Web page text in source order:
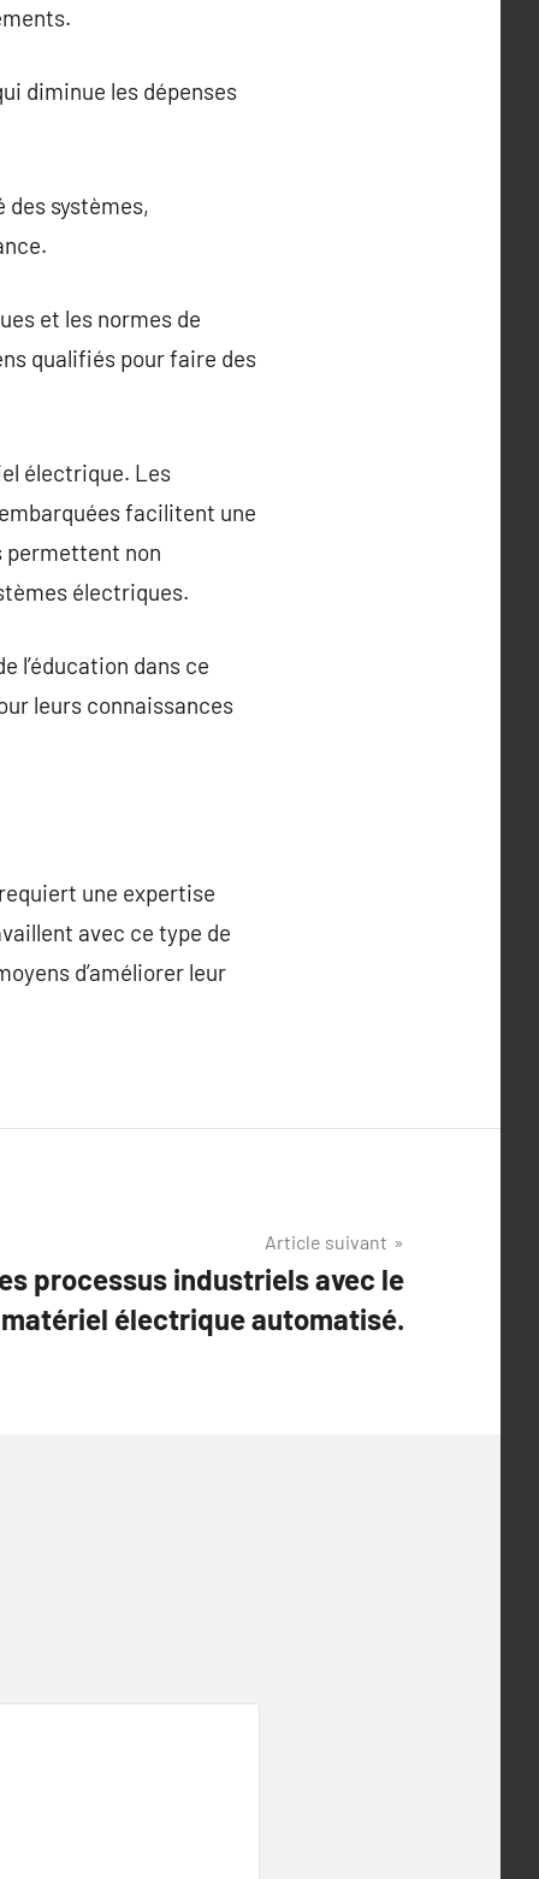
diminue les dépenses
des systèmes,
et les normes de
qualifiés pour faire des
électrique. Les
facilitent une
permettent non
électriques.
l’éducation dans ce
leurs connaissances
une expertise
avec ce type de
d’améliorer leur
Article suivant
processus industriels avec le
matériel électrique automatisé.